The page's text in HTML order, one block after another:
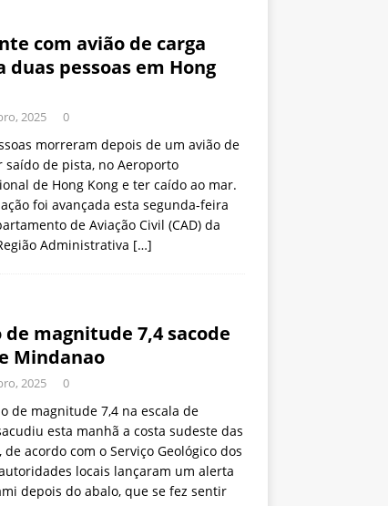
com avião de carga
duas pessoas em Hong
2025 0
morreram depois de um avião de
saído de pista, no Aeroporto
de Hong Kong e ter caído ao mar.
foi avançada esta segunda-feira
de Aviação Civil (CAD) da
Administrativa […]
de magnitude 7,4 sacode
Mindanao
2025 0
de magnitude 7,4 na escala de
esta manhã a costa sudeste das
de acordo com o Serviço Geológico dos
autoridades locais lançaram um alerta
depois do abalo, que se fez sentir